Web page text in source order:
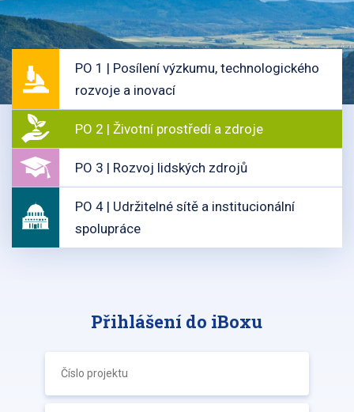
PO 1 | Posílení výzkumu, technologického
rozvoje a inovací
PO 2 | Životní prostředí a zdroje
PO 3 | Rozvoj lidských zdrojů
PO 4 | Udržitelné sítě a institucionální
spolupráce
Přihlášení do iBoxu